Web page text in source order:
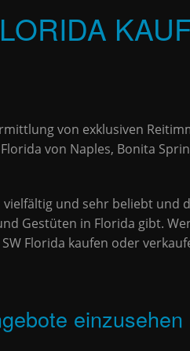
von exklusiven
von Naples, Bonita
und sehr beliebt und
Gestüten in Florida gibt.
Florida kaufen oder
einzusehen